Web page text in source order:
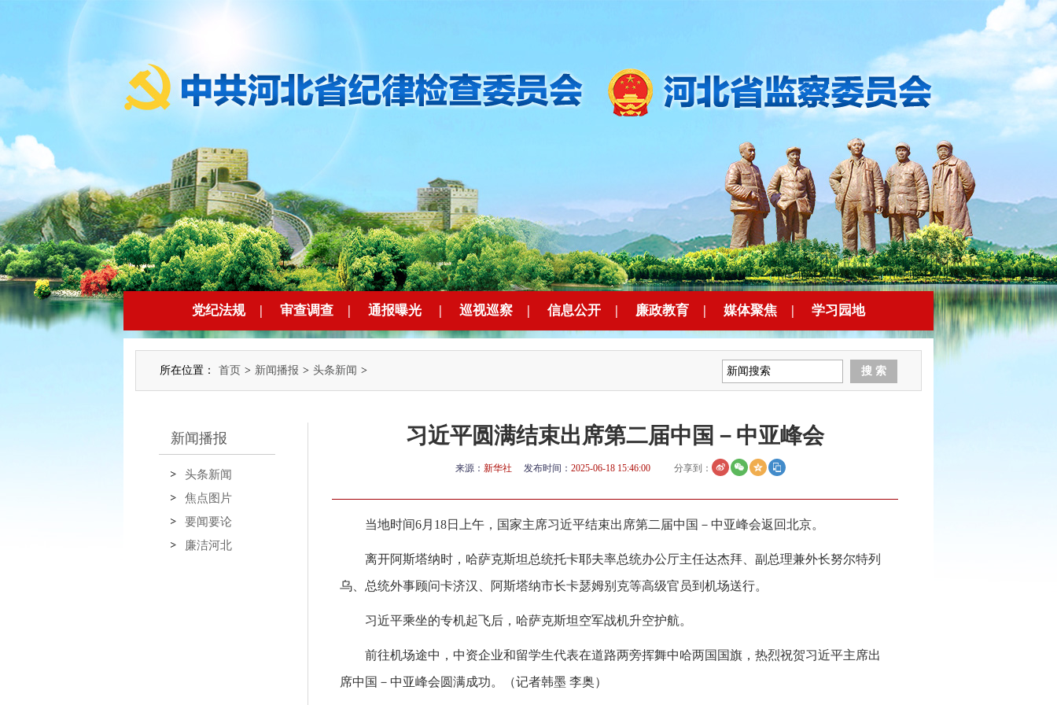
党纪法规 | 审查调查 | 通报曝光 | 巡视巡察 | 信息公开 | 廉政教育 | 媒体聚焦 | 学习园地
所在位置： 首页 > 新闻播报 > 头条新闻 >
新闻播报
头条新闻
焦点图片
要闻要论
廉洁河北
习近平圆满结束出席第二届中国－中亚峰会
来源： 新华社 发布时间： 2025-06-18 15:46:00 分享到：
当地时间6月18日上午，国家主席习近平结束出席第二届中国－中亚峰会返回北京。
离开阿斯塔纳时，哈萨克斯坦总统托卡耶夫率总统办公厅主任达杰拜、副总理兼外长努尔特列
乌、总统外事顾问卡济汉、阿斯塔纳市长卡瑟姆别克等高级官员到机场送行。
习近平乘坐的专机起飞后，哈萨克斯坦空军战机升空护航。
前往机场途中，中资企业和留学生代表在道路两旁挥舞中哈两国国旗，热烈祝贺习近平主席出
席中国－中亚峰会圆满成功。（记者韩墨 李奥）